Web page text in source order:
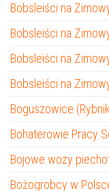
Bobsleiści na
Bobsleiści na
Bobsleiści na
Bobsleiści na
Boguszowice
Bohaterowie Pracy
Bojowe wozy
Bożogrobcy w